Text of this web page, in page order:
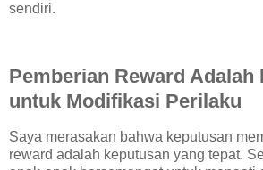
sendiri.
Pemberian Reward Adalah
untuk Modifikasi Perilaku
Saya merasakan bahwa keputusan
reward adalah keputusan yang tepat.